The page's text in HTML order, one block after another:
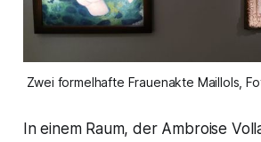
Zwei formelhafte Frauenakte Maillols,
In einem Raum, der Ambroise